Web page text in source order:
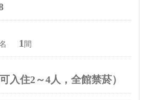
1 間
入住2～4人，全館禁菸）